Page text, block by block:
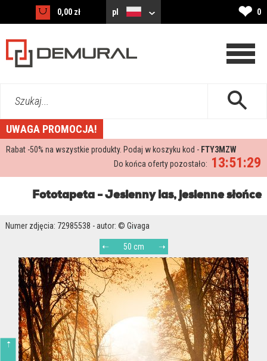
0,00 zł pl ❤ 0
Szukaj...
UWAGA PROMOCJA!
Rabat -50% na wszystkie produkty. Podaj w koszyku kod - FTY3MZW
13:51:27
Do końca oferty pozostało:
Fototapeta - Jesienny las, jesienne słońce
Numer zdjęcia: 72985538 - autor: © Givaga
50 cm